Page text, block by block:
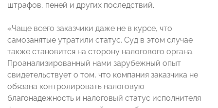
штрафов, пеней и других последствий.
«Чаще всего заказчики даже не в курсе, что
самозанятые утратили статус. Суд в этом случае
также становится на сторону налогового органа.
Проанализированный нами зарубежный опыт
свидетельствует о том, что компания заказчика не
обязана контролировать налоговую
благонадежность и налоговый статус исполнителя